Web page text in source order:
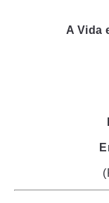
A Vida